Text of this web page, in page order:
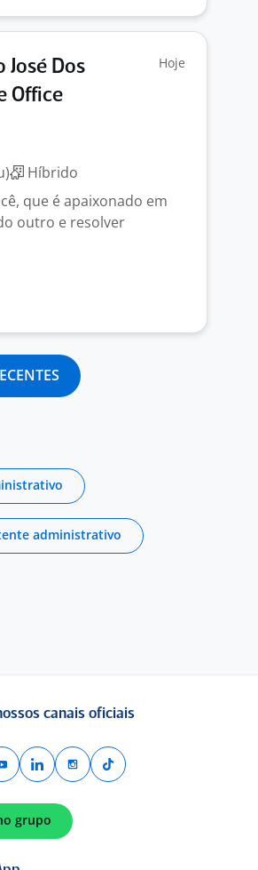
Dos
Office
Hoje
Híbrido
que é apaixonado em
outro e resolver
administrativo
canais oficiais
grupo